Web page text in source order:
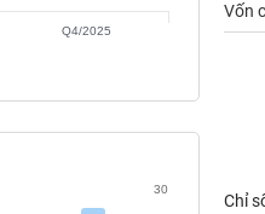
Q4/2025
Vốn
30
Chỉ